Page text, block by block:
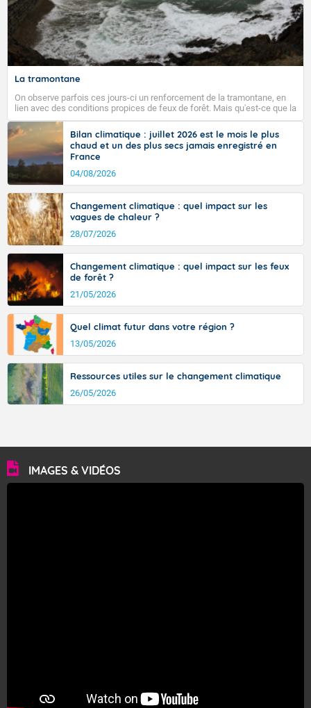
La tramontane
On observe parfois ces jours-ci un renforcement de la tramontane, en
lien avec des conditions propices de feux de forêt. Mais qu'est-ce que la
tramontane ? Quelles sont ses caractéristiques ? La tramontane est un
vent turbulent soufflant de secteur nord-ouest à nord, ou ouest à nord-
ouest, dans un secteur qui part du Roussillon à la vallée de l’Aude et à
l’ouest de l’Hérault. L’étymologie de ce vent vient du latin trasmontanus,
signifiant au-delà des monts, en allusion aux régions montagneuses
d’où provient ce vent.
Bilan climatique : juillet 2026 est le mois le plus
chaud et un des plus secs jamais enregistré en
France
04/08/2026
Changement climatique : quel impact sur les
vagues de chaleur ?
28/07/2026
Changement climatique : quel impact sur les feux
de forêt ?
21/05/2026
Quel climat futur dans votre région ?
13/05/2026
Ressources utiles sur le changement climatique
26/05/2026
IMAGES & VIDÉOS